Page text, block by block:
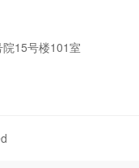
15号楼101室